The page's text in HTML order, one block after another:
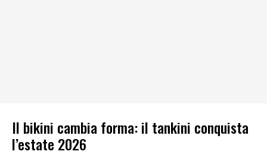
Il bikini cambia forma: il tankini conquista
l’estate 2026